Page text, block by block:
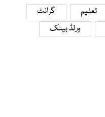
تعلیم
گرانٹ
ورلڈ بینک